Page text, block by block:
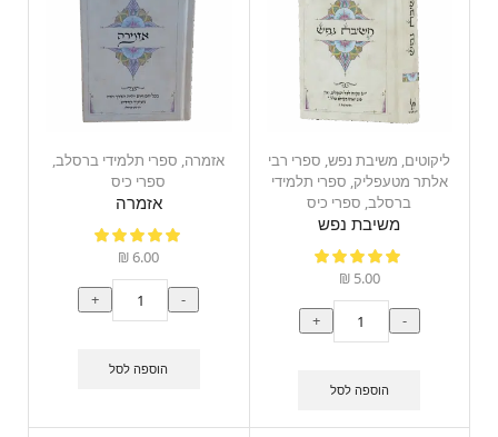
ליקוטים משיבת נפש, ספרי רבי
אלתר מטעפליק ספרי תלמידי
ברסלב ספרי כיס
משיבת נפש
₪5.00
-
+
הוספה לסל
אזמרה ספרי תלמידי ברסלב
ספרי כיס
אזמרה
₪6.00
-
+
הוספה לסל